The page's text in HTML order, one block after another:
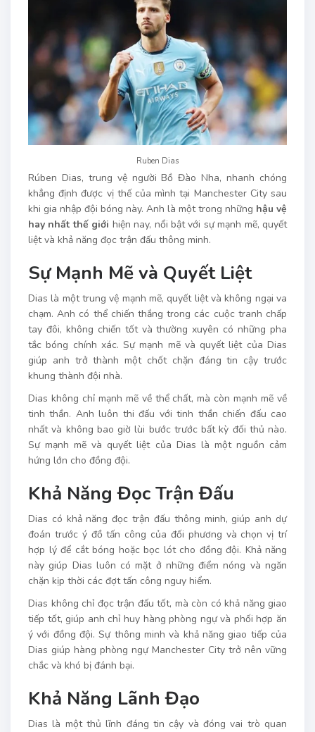
Ruben Dias
Rúben Dias, trung vệ người Bồ Đào Nha, nhanh chóng
khẳng định được vị thế của mình tại Manchester City sau
khi gia nhập đội bóng này. Anh là một trong những hậu vệ
hay nhất thế giới hiện nay, nổi bật với sự mạnh mẽ, quyết
liệt và khả năng đọc trận đấu thông minh.
Sự Mạnh Mẽ và Quyết Liệt
Dias là một trung vệ mạnh mẽ, quyết liệt và không ngại va
chạm. Anh có thể chiến thắng trong các cuộc tranh chấp
tay đôi, không chiến tốt và thường xuyên có những pha
tắc bóng chính xác. Sự mạnh mẽ và quyết liệt của Dias
giúp anh trở thành một chốt chặn đáng tin cậy trước
khung thành đội nhà.
Dias không chỉ mạnh mẽ về thể chất, mà còn mạnh mẽ về
tinh thần. Anh luôn thi đấu với tinh thần chiến đấu cao
nhất và không bao giờ lùi bước trước bất kỳ đối thủ nào.
Sự mạnh mẽ và quyết liệt của Dias là một nguồn cảm
hứng lớn cho đồng đội.
Khả Năng Đọc Trận Đấu
Dias có khả năng đọc trận đấu thông minh, giúp anh dự
đoán trước ý đồ tấn công của đối phương và chọn vị trí
hợp lý để cắt bóng hoặc bọc lót cho đồng đội. Khả năng
này giúp Dias luôn có mặt ở những điểm nóng và ngăn
chặn kịp thời các đợt tấn công nguy hiểm.
Dias không chỉ đọc trận đấu tốt, mà còn có khả năng giao
tiếp tốt, giúp anh chỉ huy hàng phòng ngự và phối hợp ăn
ý với đồng đội. Sự thông minh và khả năng giao tiếp của
Dias giúp hàng phòng ngự Manchester City trở nên vững
chắc và khó bị đánh bại.
Khả Năng Lãnh Đạo
Dias là một thủ lĩnh đáng tin cậy và đóng vai trò quan